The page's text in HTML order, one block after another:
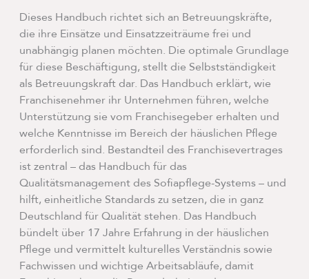
Dieses Handbuch richtet sich an Betreuungskräfte,
die ihre Einsätze und Einsatzzeiträume frei und
unabhängig planen möchten. Die optimale Grundlage
für diese Beschäftigung, stellt die Selbstständigkeit
als Betreuungskraft dar. Das Handbuch erklärt, wie
Franchisenehmer ihr Unternehmen führen, welche
Unterstützung sie vom Franchisegeber erhalten und
welche Kenntnisse im Bereich der häuslichen Pflege
erforderlich sind. Bestandteil des Franchisevertrages
ist zentral – das Handbuch für das
Qualitätsmanagement des Sofiapflege-Systems – und
hilft, einheitliche Standards zu setzen, die in ganz
Deutschland für Qualität stehen. Das Handbuch
bündelt über 17 Jahre Erfahrung in der häuslichen
Pflege und vermittelt kulturelles Verständnis sowie
Fachwissen und wichtige Arbeitsabläufe, damit